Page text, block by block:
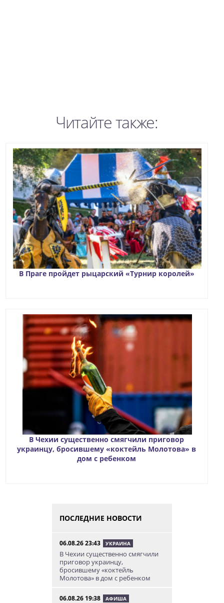
Читайте также:
В Праге пройдет рыцарский «Турнир королей»
В Чехии существенно смягчили приговор
украинцу, бросившему «коктейль Молотова» в
дом с ребенком
ПОСЛЕДНИЕ НОВОСТИ
06.08.26 23:43 УКРАИНА
В Чехии существенно смягчили
приговор украинцу,
бросившему «коктейль
Молотова» в дом с ребенком
06.08.26 19:38 АФИША